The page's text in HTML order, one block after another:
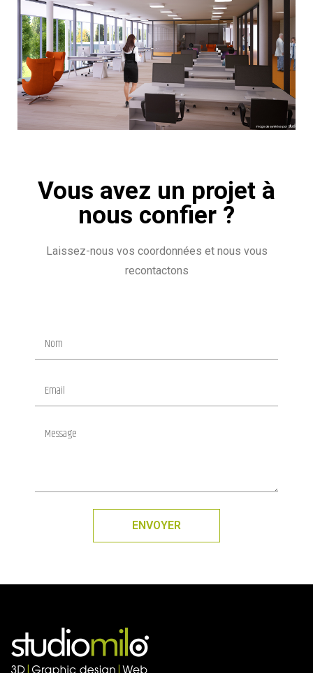
Vous avez un projet à
nous confier ?
Laissez-nous vos coordonnées et nous vous
recontactons
ENVOYER